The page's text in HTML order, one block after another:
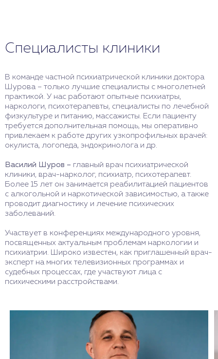
Специалисты клиники
В команде частной психиатрической клиники доктора
Шурова – только лучшие специалисты с многолетней
практикой. У нас работают опытные психиатры,
наркологи, психотерапевты, специалисты по лечебной
физкультуре и питанию, массажисты. Если пациенту
требуется дополнительная помощь, мы оперативно
привлекаем к работе других узкопрофильных врачей:
окулиста, логопеда, эндокринолога и др.
Василий Шуров – главный врач психиатрической
клиники, врач-нарколог, психиатр, психотерапевт.
Более 15 лет он занимается реабилитацией пациентов
с алкогольной и наркотической зависимостью, а также
проводит диагностику и лечение психических
заболеваний.
Участвует в конференциях международного уровня,
посвященных актуальным проблемам наркологии и
психиатрии. Широко известен, как приглашенный врач-
эксперт на многих телевизионных программах и
судебных процессах, где участвуют лица с
психическими расстройствами.